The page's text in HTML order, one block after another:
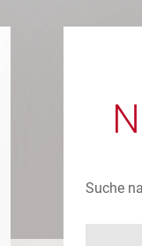
Suche